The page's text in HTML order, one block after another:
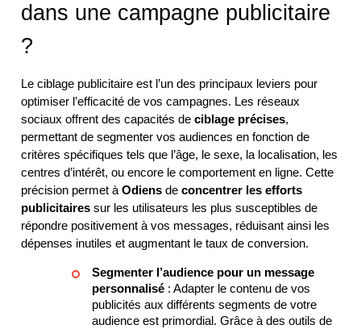
dans une campagne publicitaire
?
Le ciblage publicitaire est l’un des principaux leviers pour
optimiser l’efficacité de vos campagnes. Les réseaux
sociaux offrent des capacités deciblage précises,
permettant de segmenter vos audiences en fonction de
critères spécifiques tels que l’âge, le sexe, la localisation, les
centres d’intérêt, ou encore le comportement en ligne. Cette
précision permet àOdiens deconcentrer les efforts
publicitaires sur les utilisateurs les plus susceptibles de
répondre positivement à vos messages, réduisant ainsi les
dépenses inutiles et augmentant le taux de conversion.
Segmenter l’audience pour un message
personnalisé : Adapter le contenu de vos
publicités aux différents segments de votre
audience est primordial. Grâce à des outils de